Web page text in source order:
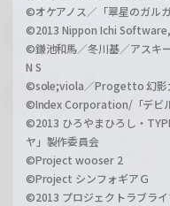
©オケアノス／「翠星のガル
©2013 Nippon Ichi
©鎌池和馬／冬川基／アスキ
N S
©sole;viola／Progetto 幻影
©Index Corporation/「デビ
©2013 ひろやまひろし・
ヤ」製作委員会
©Project wooser 2
©Project シンフォギアＧ
©2013 プロジェクトラブライ